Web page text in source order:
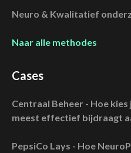
Neuro & Kwalitatief
Naar alle methodes
Cases
Centraal Beheer - Hoe
meest effectief bijdraagt
PepsiCo Lays - Hoe